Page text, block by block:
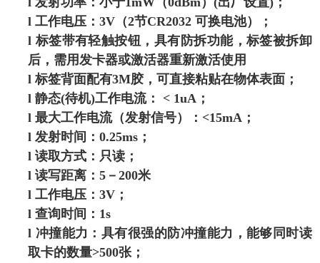
l 工作电压：3V（2节CR2032 可换电池）；
l 标签带有轻触按钮，具有防拆功能，标签被拆卸
后，需用发卡器或激活器重新激活使用
l 标签背面配有3M胶，可直接粘贴在物体表面；
l 静态(待机)工作电流： < 1uA；
l 最大工作电流（发射信号）：<15mA；
l 发射时间：0.25ms；
l 读取方式：只读；
l 读写距离：5－200米
l 工作电压：3V；
l 查询时间：1s
l 冲撞能力：具有很强的防冲撞能力，能够同时读
取卡的数量>500张；